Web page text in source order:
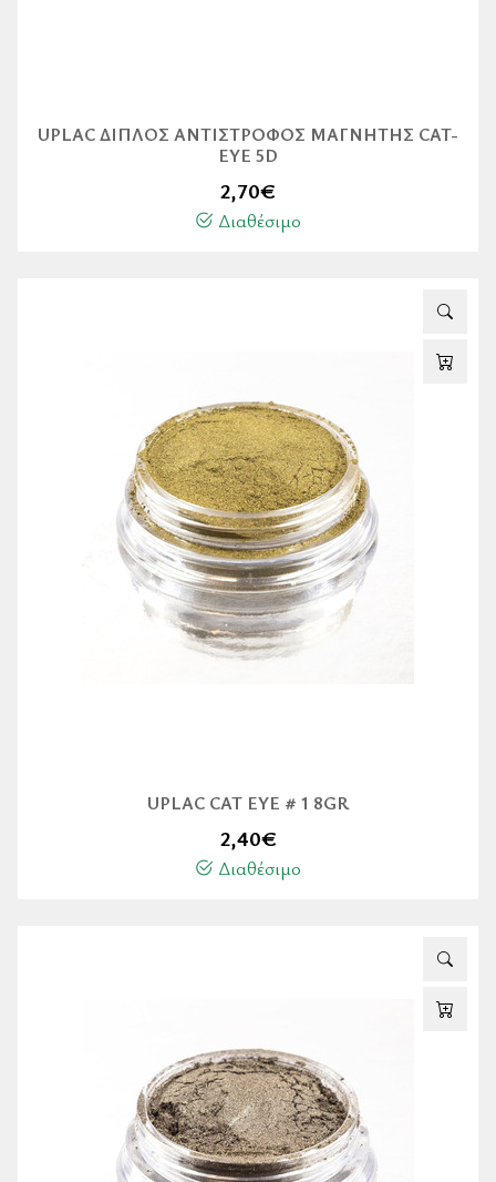
UPLAC ΔΙΠΛΌΣ ΑΝΤΊΣΤΡΟΦΟΣ ΜΑΓΝΉΤΗΣ CAT-
EYE 5D
2,70€
Διαθέσιμο
UPLAC CAT EYE # 1 8GR
2,40€
Διαθέσιμο